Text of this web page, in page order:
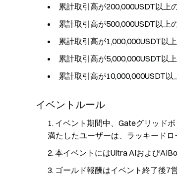
累計取引高が200,000USDT以上
累計取引高が500,000USDT以上
累計取引高が1,000,000USDT以
累計取引高が5,000,000USDT以
累計取引高が10,000,000USDT
イベントルール
イベント期間中、Gateグリッド
満たしたユーザーは、ラッキードロ
本イベントにはUltra AIおよび
ゴールド報酬はイベント終了後7